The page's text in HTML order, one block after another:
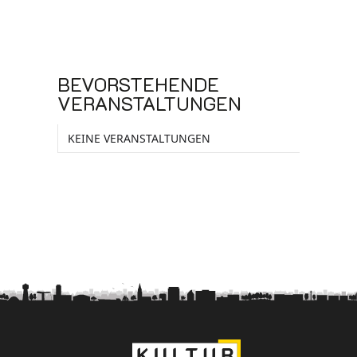
BEVORSTEHENDE
VERANSTALTUNGEN
KEINE VERANSTALTUNGEN